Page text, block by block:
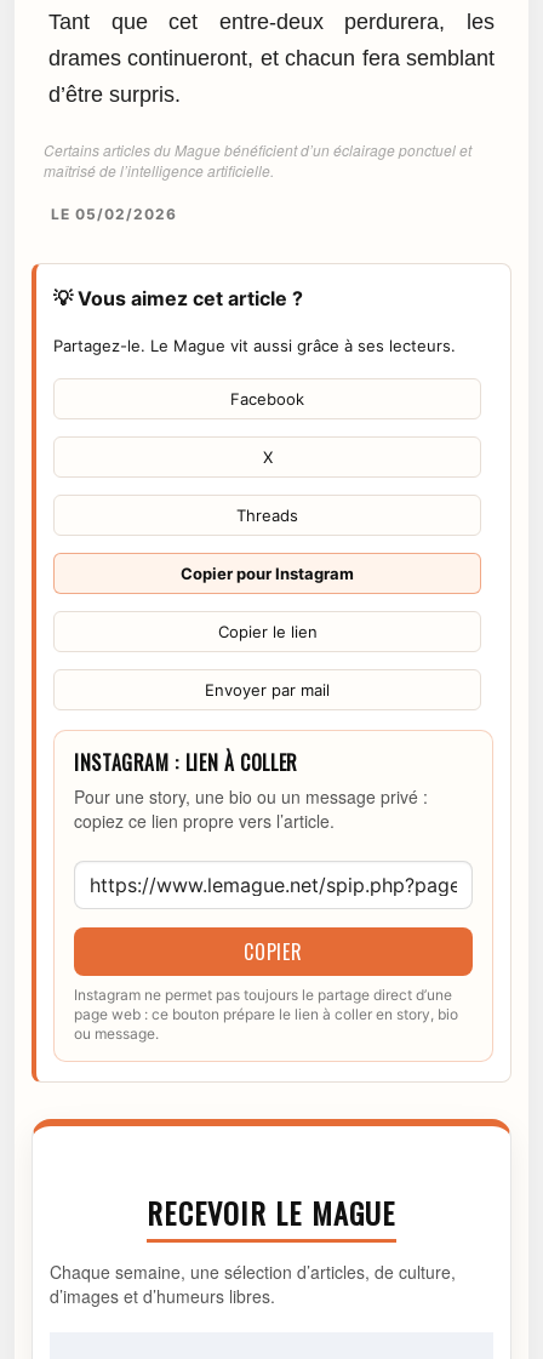
Tant que cet entre-deux perdurera, les
drames continueront, et chacun fera semblant
d’être surpris.
Certains articles du Mague bénéficient d’un éclairage ponctuel et
maîtrisé de l’intelligence artificielle.
LE 05/02/2026
💡 Vous aimez cet article ?
Partagez-le. Le Mague vit aussi grâce à ses lecteurs.
Facebook
X
Threads
Copier pour Instagram
Copier le lien
Envoyer par mail
INSTAGRAM : LIEN À COLLER
Pour une story, une bio ou un message privé :
copiez ce lien propre vers l’article.
COPIER
Instagram ne permet pas toujours le partage direct d’une
page web : ce bouton prépare le lien à coller en story, bio
ou message.
RECEVOIR LE MAGUE
Chaque semaine, une sélection d’articles, de culture,
d’images et d’humeurs libres.